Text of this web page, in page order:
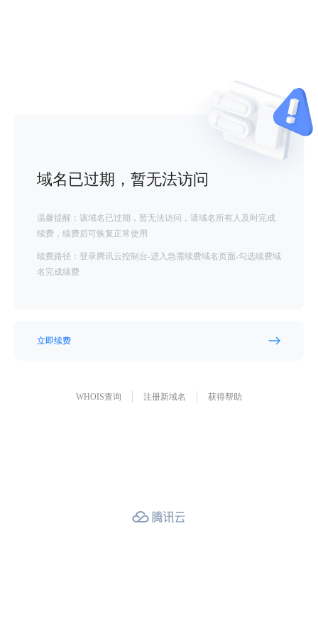
域名已过期，暂无法访问
温馨提醒：该域名已过期，暂无法访问，请域名所有人及时完成
续费，续费后可恢复正常使用
续费路径：登录腾讯云控制台-进入急需续费域名页面-勾选续费域
名完成续费
立即续费
WHOIS查询 注册新域名 获得帮助